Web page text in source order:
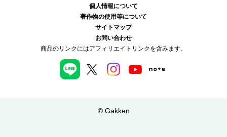
個人情報について
著作物の使用等について
サイトマップ
お問い合わせ
商品のリンクにはアフィリエイトリンクを含みます。
© Gakken